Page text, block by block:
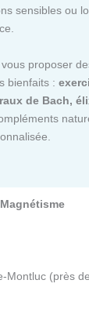
sensibles ou
proposer
bienfaits :
de Bach,
Montluc (près